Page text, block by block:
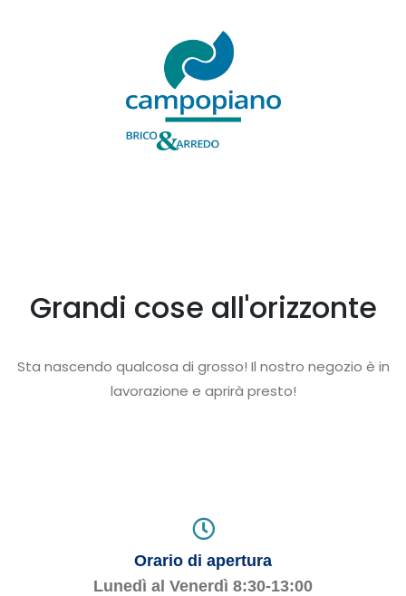
Grandi cose all'orizzonte
Sta nascendo qualcosa di grosso! Il nostro negozio è in
lavorazione e aprirà presto!
Orario di apertura
Lunedì al Venerdì 8:30-13:00